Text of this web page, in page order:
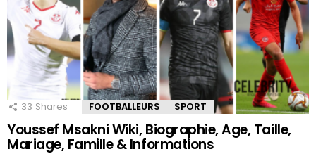
33 Shares FOOTBALLEURS SPORT
Youssef Msakni Wiki, Biographie, Age, Taille,
Mariage, Famille & Informations